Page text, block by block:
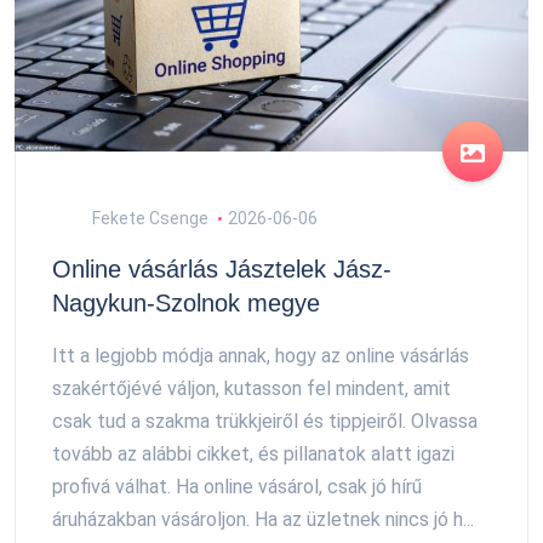
Fekete Csenge 2026-06-06
Online vásárlás Jásztelek Jász-
Nagykun-Szolnok megye
Itt a legjobb módja annak, hogy az online vásárlás
szakértőjévé váljon, kutasson fel mindent, amit
csak tud a szakma trükkjeiről és tippjeiről. Olvassa
tovább az alábbi cikket, és pillanatok alatt igazi
profivá válhat. Ha online vásárol, csak jó hírű
áruházakban vásároljon. Ha az üzletnek nincs jó h...